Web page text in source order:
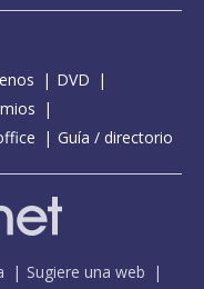
DVD
Guía / directorio
Sugiere una web